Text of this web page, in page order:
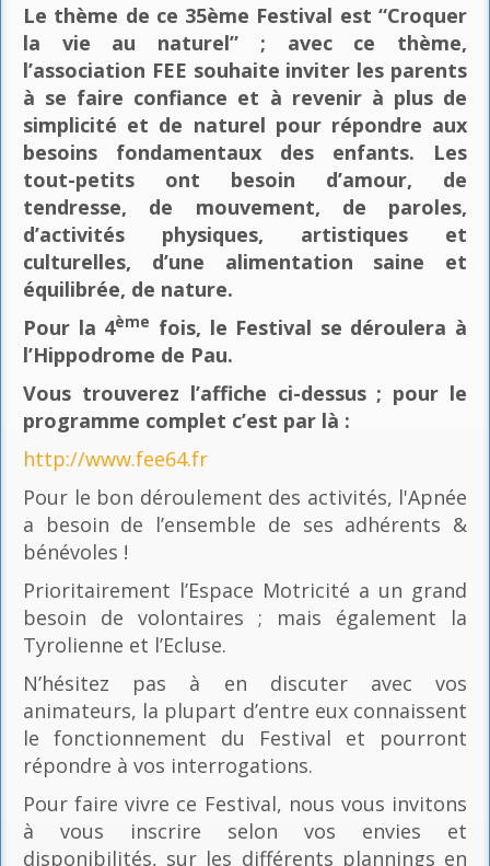
Le thème de ce 35ème Festival est “Croquer
la vie au naturel” ; avec ce thème,
l’association FEE souhaite inviter les parents
à se faire confiance et à revenir à plus de
simplicité et de naturel pour répondre aux
besoins fondamentaux des enfants. Les
tout-petits ont besoin d’amour, de
tendresse, de mouvement, de paroles,
d’activités physiques, artistiques et
culturelles, d’une alimentation saine et
équilibrée, de nature.
Pour la 4ème fois, le Festival se déroulera à
l’Hippodrome de Pau.
Vous trouverez l’affiche ci-dessus ; pour le
programme complet c’est par là :
http://www.fee64.fr
Pour le bon déroulement des activités, l'Apnée
a besoin de l’ensemble de ses adhérents &
bénévoles !
Prioritairement l’Espace Motricité a un grand
besoin de volontaires ; mais également la
Tyrolienne et l’Ecluse.
N’hésitez pas à en discuter avec vos
animateurs, la plupart d’entre eux connaissent
le fonctionnement du Festival et pourront
répondre à vos interrogations.
Pour faire vivre ce Festival, nous vous invitons
à vous inscrire selon vos envies et
disponibilités, sur les différents plannings en